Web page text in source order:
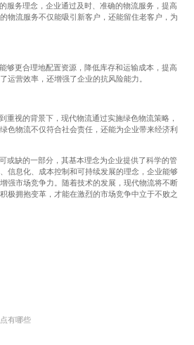
服务理念，企业通过及时、准确的物流服务，提高
物流服务不仅能吸引新客户，还能留住老客户，为
够更合理地配置资源，降低库存和运输成本，提高
运营效率，还增强了企业的抗风险能力。
重视的背景下，现代物流通过实施绿色物流策略，
色物流不仅符合社会责任，还能为企业带来经济利
或缺的一部分，其基本理念为企业提供了科学的管
信息化、成本控制和可持续发展的理念，企业能够
强市场竞争力。随着技术的发展，现代物流将不断
极拥抱变革，才能在激烈的市场竞争中立于不败之
有哪些